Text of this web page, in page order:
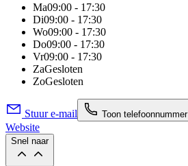
Ma09:00 - 17:30
Di09:00 - 17:30
Wo09:00 - 17:30
Do09:00 - 17:30
Vr09:00 - 17:30
ZaGesloten
ZoGesloten
Stuur e-mail Toon telefoonnummer
Website
Snel naar